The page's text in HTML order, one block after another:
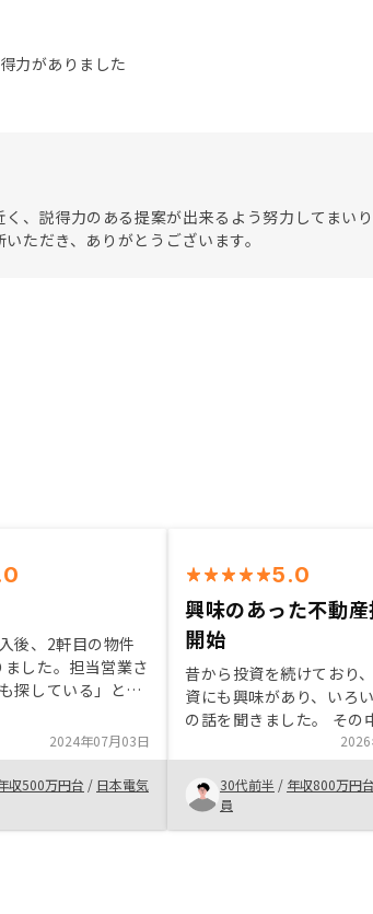
力がありました
、説得力のある提案が出来るよう努力してまい
ただき、ありがとうございます。
後、2軒目の物件
した。担当営業さ
探している」と伝
けていただき、本当
質問にもすぐに回
、安心して任せられ
べて圧倒的な市場
2024年07月03日
収500万円台 / 日本電気
5.0
興味のあった不動
開始
昔から投資を続けており
資にも興味があり、いろ
の話を聞きました。 その
後に迷ったのがRENOSY
でした。 最後の決め手は
手というところと営業の
ってくれる感じでした！
迷いましたが今は始めて
30代前半 / 年収800万円台
員